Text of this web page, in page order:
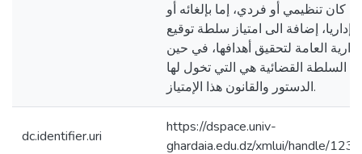
كان تنظيمي أو فردي، إما بإلغائه أو
إداريا، إضافة الى امتياز سلطة توقيع
العامة لتحقيق أهدافها، في حين
السلطة القضائية هي التي تخول لها
الدستور والقانون هذا الإمتياز.
dc.identifier.uri
https://dspace.univ-
ghardaia.edu.dz/xmlui/handle/